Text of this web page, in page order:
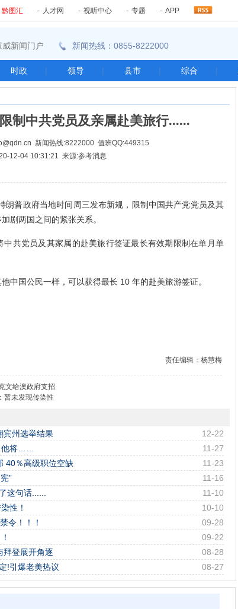
黔图汇 - 人才网 - 视听中心 - 专题 - APP
新闻门户 新闻热线：0855-8222000
时政 | 领导 | 县市 | 综合 |
制中共党员及亲属赴美旅行......
新闻热线:8222000 值班QQ:449315
12-04 10:31:21 来源:参考消息
普政府当地时间周三发布新规，限制中国共产党党员及其
剧两国之间的紧张关系。
共党员及其家属的赴美旅行签证最长有效期限制在单月单
国公民一样，可以获得最长 10 年的赴美旅游签证。
责任编辑：杨慧梅
文给澳政府支招
暂未发现传染性
12-22
宾州选举结果
11-27
他将……
11-23
40％高级职位空缺
11-16
”
11-10
这句话......
10-10
性！
09-28
令！！！
09-22
08-28
拜登展开角逐
08-27
!引爆老美热议